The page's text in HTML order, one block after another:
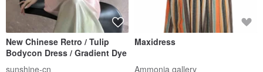
New Chinese Retro / Tulip
Bodycon Dress / Gradient Dye
sunshine-cn
Maxidress
Ammonia gallery